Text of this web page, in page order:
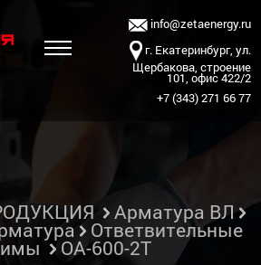
info@zetaenergy.ru
г. Екатеринбург, ул.
Щербакова, строение
101, офис 422/2
+7 (343) 271 66 77
Арматура ВЛ
Ответвительные
ОА-600-2Т